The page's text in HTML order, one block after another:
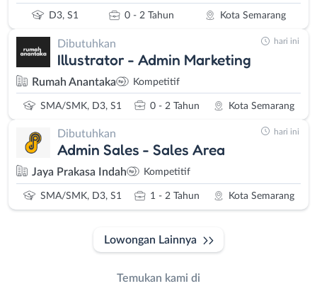
D3, S1 0 - 2 Tahun Kota Semarang
Dibutuhkan
Illustrator - Admin Marketing
Rumah Anantaka Kompetitif
SMA/SMK, D3, S1 0 - 2 Tahun Kota Semarang
hari ini
Dibutuhkan
Admin Sales - Sales Area
Jaya Prakasa Indah Kompetitif
SMA/SMK, D3, S1 1 - 2 Tahun Kota Semarang
hari ini
Lowongan Lainnya
Temukan kami di